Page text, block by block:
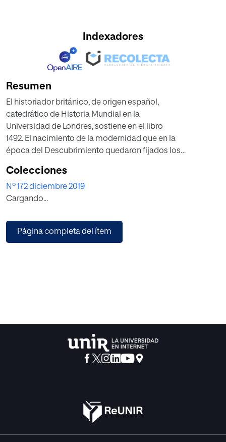
Indexadores
Resumen
El historiador británico, de origen español,
catedrático de Historia Mundial en la
Universidad de Londres, sostiene en el libro
1492. El nacimiento de la modernidad que en la
época del Descubrimiento quedaron fijados los
forma en que se distribuyen por todo el planeta
la riqueza y la pobreza, las culturas y los
credos, los estilos de vida y los ecosistemas.
adaptándonos a sus consecuencias.
Colecciones
Nº 172 diciembre 2019
Cargando...
Página completa del ítem